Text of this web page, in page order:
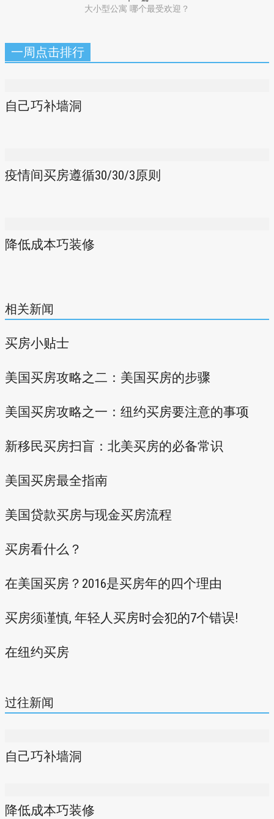
大小型公寓 哪个最受欢迎？
一周点击排行
自己巧补墙洞
疫情间买房遵循30/30/3原则
降低成本巧装修
相关新闻
买房小贴士
美国买房攻略之二：美国买房的步骤
美国买房攻略之一：纽约买房要注意的事项
新移民买房扫盲：北美买房的必备常识
美国买房最全指南
美国贷款买房与现金买房流程
买房看什么？
在美国买房？2016是买房年的四个理由
买房须谨慎, 年轻人买房时会犯的7个错误!
在纽约买房
过往新闻
自己巧补墙洞
降低成本巧装修